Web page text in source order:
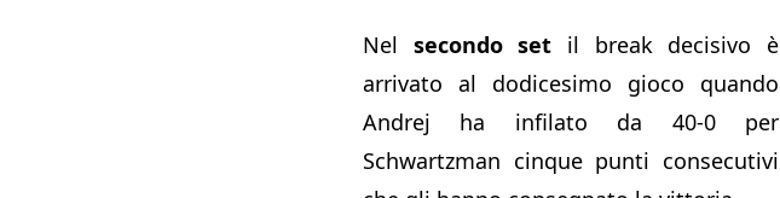
Nel secondo set il break decisivo è
arrivato al dodicesimo gioco quando
Andrej ha infilato da 40-0 per
Schwartzman cinque punti consecutivi